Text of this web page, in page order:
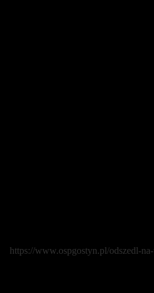
https://www.ospgostyn.pl/odszedl-